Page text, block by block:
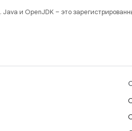
. Java и OpenJDK – это